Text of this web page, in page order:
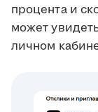
процента и
может
личном